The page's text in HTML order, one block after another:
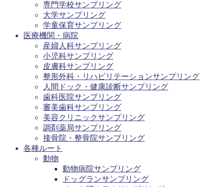
専門学校サンプリング
大学サンプリング
学童保育サンプリング
医療機関・病院
産婦人科サンプリング
小児科サンプリング
皮膚科サンプリング
整形外科・リハビリテーションサンプリング
人間ドック・健康診断サンプリング
歯科医院サンプリング
審美歯科サンプリング
美容クリニックサンプリング
調剤薬局サンプリング
接骨院・整骨院サンプリング
各種ルート
動物
動物病院サンプリング
ドッグランサンプリング